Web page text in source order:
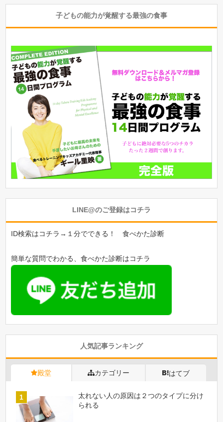
子どもの能力が覚醒する最強の食事
LINE@のご登録はコチラ
ID検索はコチラ→１分でできる！ 食べかた診断
簡単な質問でわかる、食べかた診断はコチラ
人気記事ランキング
殿堂 カテゴリー はてブ
太れない人の原因は２つのタイプに分け
られる